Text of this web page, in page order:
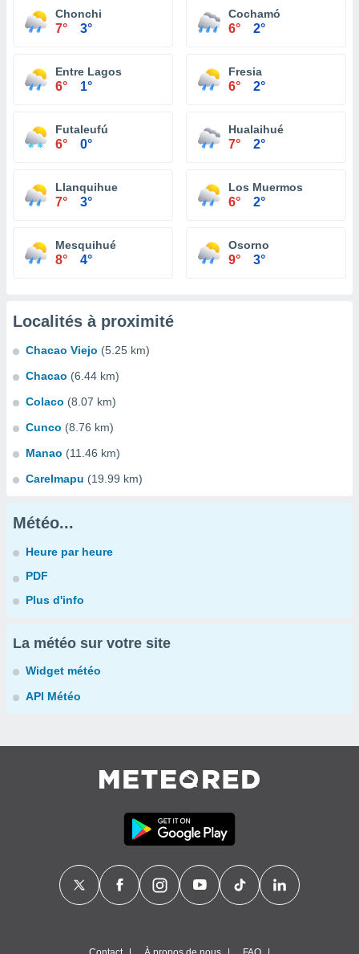
Chonchi
7° 3°
Cochamó
6° 2°
Entre Lagos
6° 1°
Fresia
6° 2°
Futaleufú
6° 0°
Hualaihué
7° 2°
Llanquihue
7° 3°
Los Muermos
6° 2°
Mesquihué
8° 4°
Osorno
9° 3°
Localités à proximité
Chacao Viejo (5.25 km)
Chacao (6.44 km)
Colaco (8.07 km)
Cunco (8.76 km)
Manao (11.46 km)
Carelmapu (19.99 km)
Météo...
Heure par heure
PDF
Plus d'info
La météo sur votre site
Widget météo
API Météo